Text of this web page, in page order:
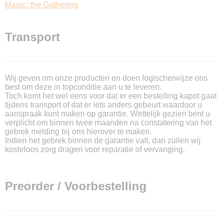
Magic: the Gathering
Transport
Wij geven om onze producten en doen logischerwijze ons
best om deze in topconditie aan u te leveren.
Toch komt het wel eens voor dat er een bestelling kapot gaat
tijdens transport of dat er iets anders gebeurt waardoor u
aanspraak kunt maken op garantie. Wettelijk gezien bent u
verplicht om binnen twee maanden na constatering van het
gebrek melding bij ons hierover te maken.
Indien het gebrek binnen de garantie valt, dan zullen wij
kosteloos zorg dragen voor reparatie of vervanging.
Preorder / Voorbestelling